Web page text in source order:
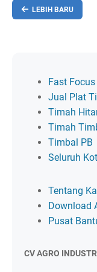
LEBIH BARU
Fast
Jual Plat
Timah
Timah
Timbal PB
Seluruh
Tentang
Download
Pusat
CV AGRO